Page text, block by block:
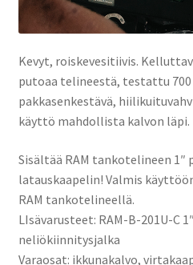
Kevyt, roiskevesitiivis.
putoaa telineestä, testattu 700
pakkasenkestävä,
käyttö mahdollista kalvon läpi.
Sisältää RAM tankotelineen
latauskaapelin! Valmis
RAM tankotelineellä.
LIsävarusteet: RAM-B-201U-C
neliökiinnitysjalka
Varaosat: ikkunakalvo,